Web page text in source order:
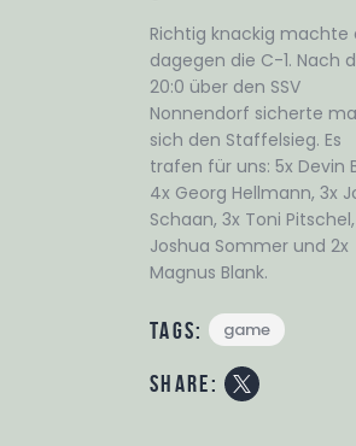
Richtig knackig machte
dagegen die C-1. Nach
20:0 über den SSV
Nonnendorf sicherte
sich den Staffelsieg. Es
trafen für uns: 5x Devin
4x Georg Hellmann, 3x
Schaan, 3x Toni
Joshua Sommer und 2x
Magnus Blank.
Tags: game
share: